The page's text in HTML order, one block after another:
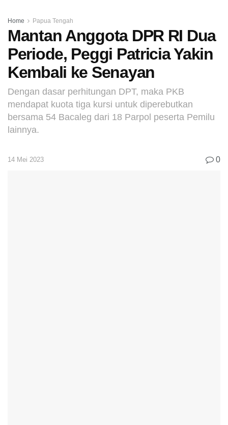
Home Papua Tengah
Mantan Anggota DPR RI Dua
Periode, Peggi Patricia Yakin
Kembali ke Senayan
Dengan dasar perhitungan DPT, maka PKB
mendapat kuota tiga kursi untuk diperebutkan
bersama 54 Bacaleg dari 18 Parpol peserta Pemilu
lainnya.
14 Mei 2023 0